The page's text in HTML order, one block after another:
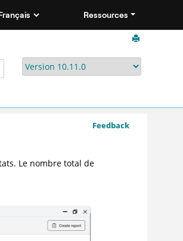
Ressources
Feedback
Le nombre total de